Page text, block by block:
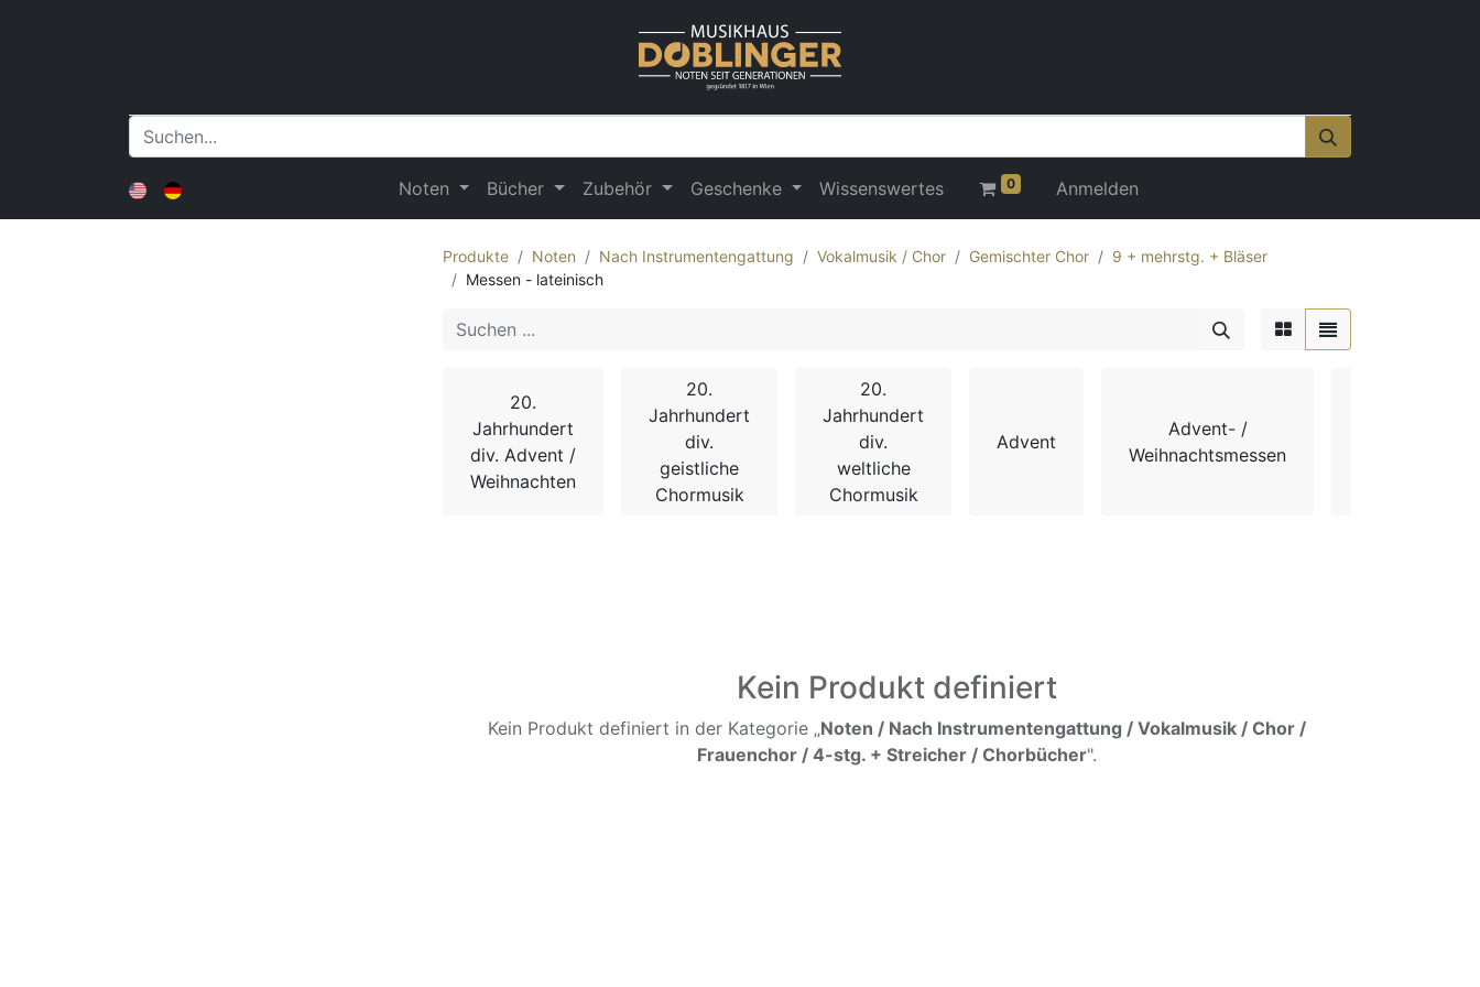
Noten Bücher Zubehör Geschenke Wissenswertes 0 Anmelden
Produkte Noten Nach Instrumentengattung Vokalmusik / Chor Gemischter Chor
9 + mehrstg. + Bläser
Messen - lateinisch
20.
Jahrhundert
div. Advent /
Weihnachten
20.
Jahrhundert
div.
geistliche
Chormusik
20.
Jahrhundert
div.
weltliche
Chormusik
Advent
Advent- /
Weihnachtsmessen
Kein Produkt definiert
Kein Produkt definiert in der Kategorie „Noten / Nach Instrumentengattung / Vokalmusik / Chor /
Frauenchor / 4-stg. + Streicher / Chorbücher".